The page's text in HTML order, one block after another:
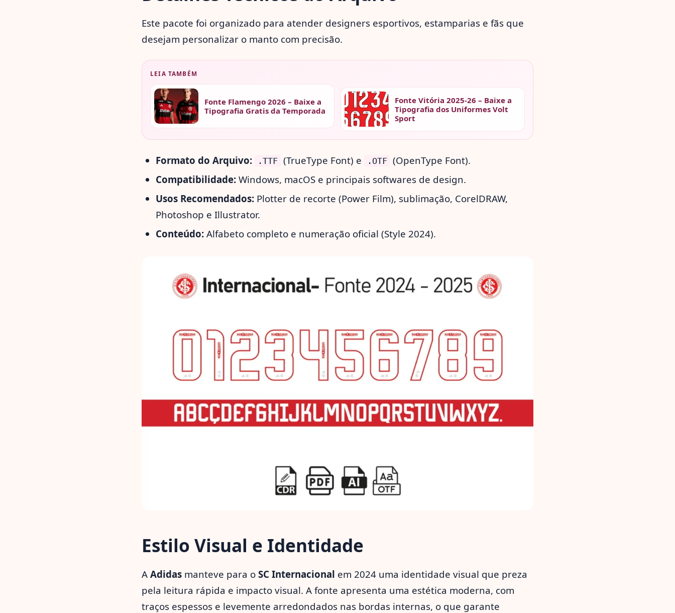
Este pacote foi organizado para atender designers esportivos, estamparias e fãs que
desejam personalizar o manto com precisão.
LEIA TAMBÉM
Fonte Flamengo 2026 – Baixe a
Tipografia Gratis da Temporada
Fonte Vitória 2025-26 – Baixe a
Tipografia dos Uniformes Volt
Sport
Formato do Arquivo: .TTF (TrueType Font) e .OTF (OpenType Font).
Compatibilidade: Windows, macOS e principais softwares de design.
Usos Recomendados: Plotter de recorte (Power Film), sublimação, CorelDRAW,
Photoshop e Illustrator.
Conteúdo: Alfabeto completo e numeração oficial (Style 2024).
Estilo Visual e Identidade
A Adidas manteve para o SC Internacional em 2024 uma identidade visual que preza
pela leitura rápida e impacto visual. A fonte apresenta uma estética moderna, com
traços espessos e levemente arredondados nas bordas internas, o que garante